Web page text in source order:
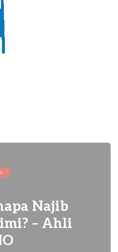
Najib
– Ahli